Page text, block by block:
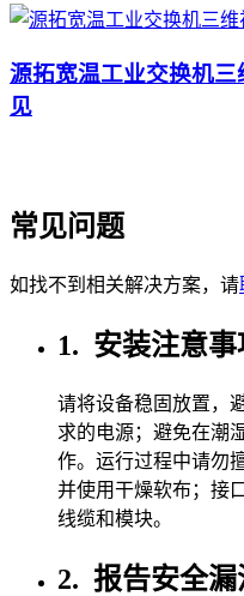
源拓宽温工业交换机
见
常见问题
如找不到相关解决方案，请
1. 安装注意事
请将设备稳固放置，
求的电源；避免在潮
作。运行过程中请勿
并使用干燥软布；接
线缆和模块。
2. 报告安全漏